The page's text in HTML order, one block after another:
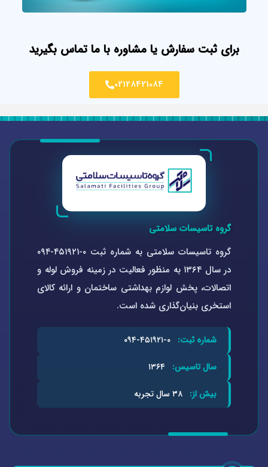
برای ثبت سفارش یا مشاوره با ما تماس بگیرید
02128421084
گروه تاسیسات سلامتی
گروه تاسیسات سلامتی به شماره ثبت ۰-۴۵۱۹۲۱-۰۹۴
در سال ۱۳۶۴ به منظور فعالیت در زمینه فروش لوله و
اتصالات، پخش لوازم بهداشتی ساختمان و ارائه کالای
استخری بنیان‌گذاری شده است.
شماره ثبت:
سال تاسیس:
بیش از: